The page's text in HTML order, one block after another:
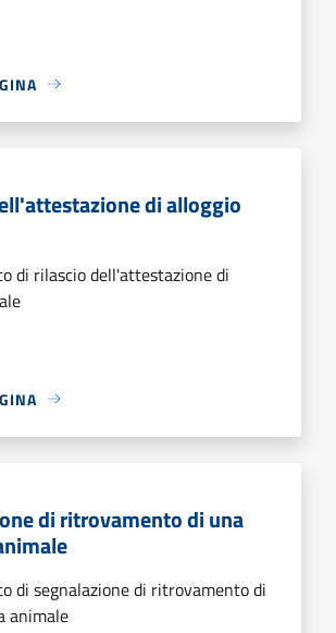
di alloggio
di rilascio dell'attestazione di
di ritrovamento di una
di segnalazione di ritrovamento di
animale